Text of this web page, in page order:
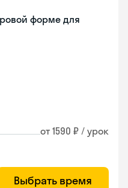
форме для
от 1590 ₽ / урок
Выбрать время